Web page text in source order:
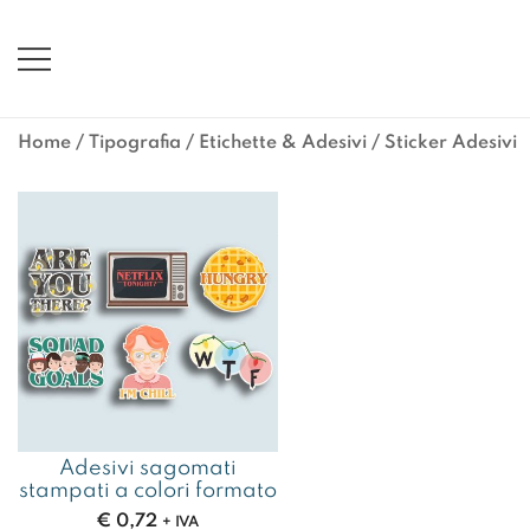
contenuto
Home / Tipografia / Etichette & Adesivi / Sticker Adesivi
Adesivi sagomati
stampati a colori formato
€ 0,72 + IVA